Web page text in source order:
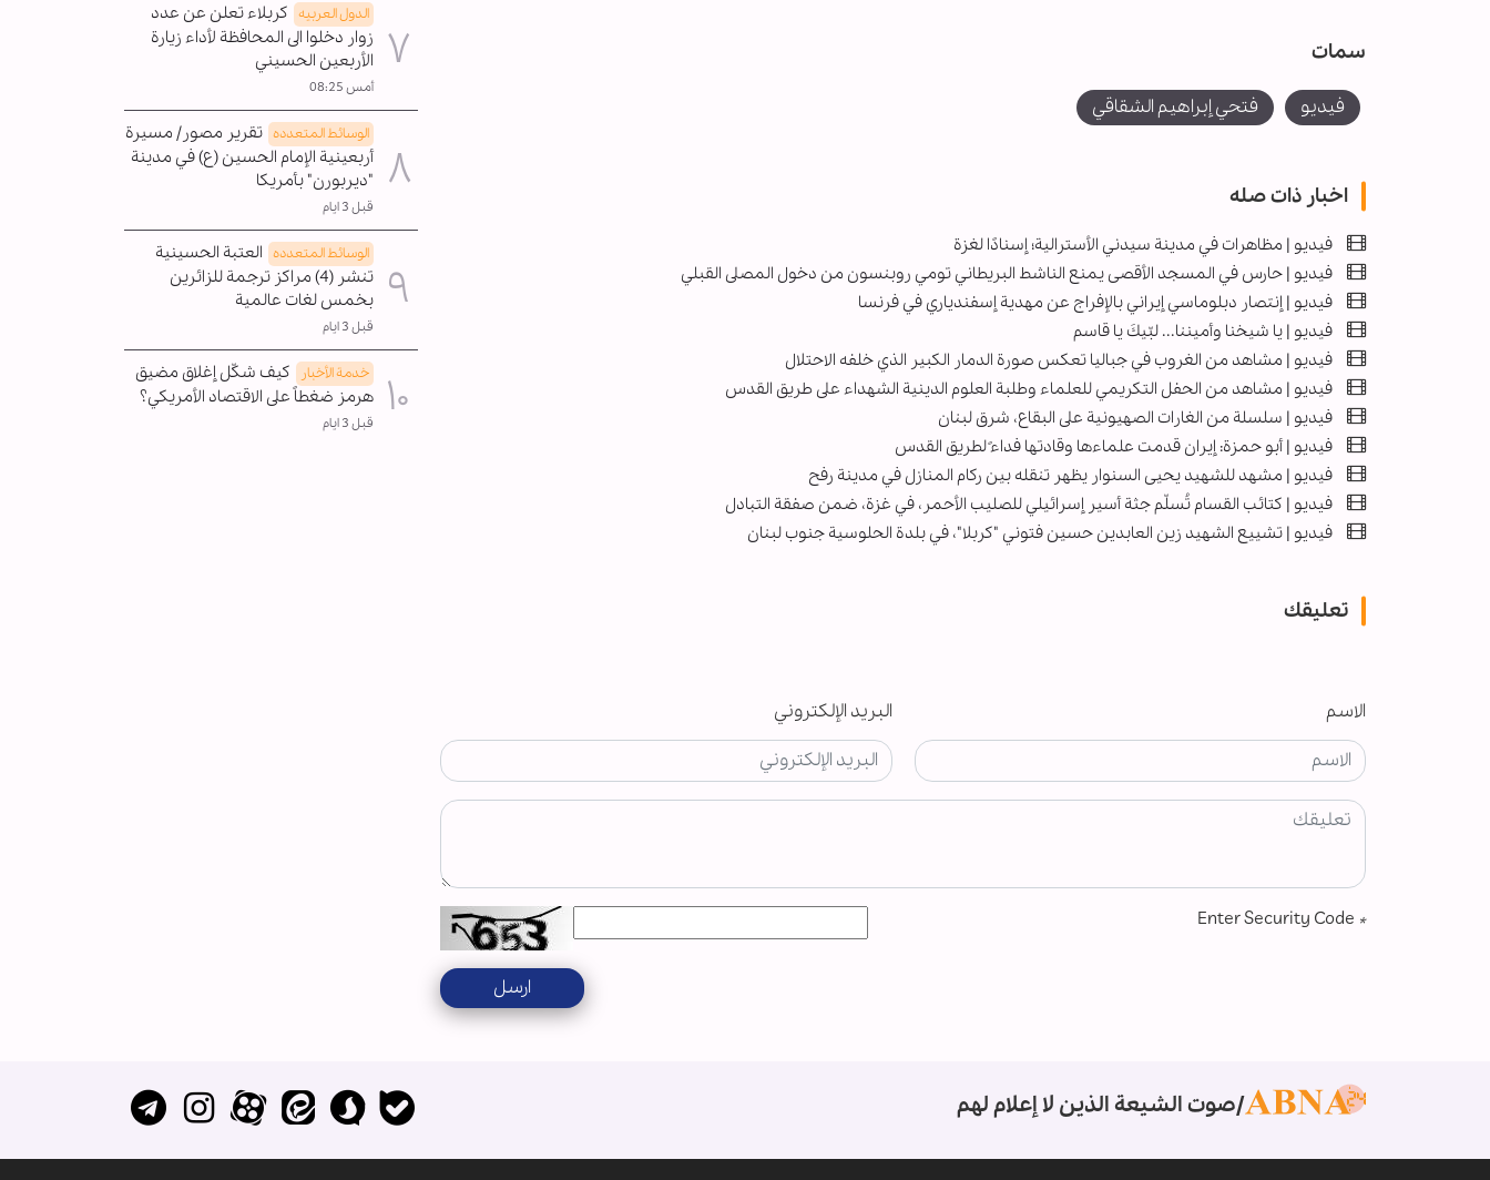
سمات
فيديو فتحي إبراهيم الشقاقي
اخبار ذات صله
فيديو | مظاهرات في مدينة سيدني الأسترالية؛ إسنادًا لغزة
فيديو | حارس في المسجد الأقصى يمنع الناشط البريطاني تومي روبنسون من دخول المصلى القبلي
فیديو | إنتصار دبلوماسي إيراني بالإفراج عن مهدية إسفندياري في فرنسا
فيديو | يا شيخنا وأميننا... لبّيكَ يا قاسم
فيديو | مشاهد من الغروب في جباليا تعكس صورة الدمار الكبير الذي خلفه الاحتلال
فيديو | مشاهد من الحفل التكريمي للعلماء وطلبة العلوم الدينية الشهداء على طريق القدس
فیديو | سلسلة من الغارات الصهيونية على البقاع، شرق لبنان
فيديو | أبو حمزة: إيران قدمت علماءها وقادتها فداءً لطريق القدس
فيديو | مشهد للشهيد يحيى السنوار يظهر تنقله بين ركام المنازل في مدينة رفح
فیديو | كتائب القسام تُسلّم جثة أسير إسرائيلي للصليب الأحمر، في غزة، ضمن صفقة التبادل
فيديو | تشييع الشهيد زين العابدين حسين فتوني "كربلا"، في بلدة الحلوسية جنوب لبنان
تعليقك
الاسم البريد الإلكتروني
*
ارسل
الدول العربیه كربلاء تعلن عن عدد
زوار دخلوا الى المحافظة لأداء زيارة
الأربعين الحسيني
أمس 08:25
الوسائط المتعدده تقرير مصور/ مسيرة
أربعينية الإمام الحسين (ع) في مدينة
"ديربورن" بأمريكا
قبل 3 ايام
الوسائط المتعدده العتبة الحسينية
تنشر (4) مراكز ترجمة للزائرين
بخمس لغات عالمية
قبل 3 ايام
خدمة الأخبار
كيف شكّل إغلاق مضيق
هرمز ضغطاً على الاقتصاد الأمريكي؟
قبل 3 ايام
صوت الشيعة الذين لا إعلام لهم